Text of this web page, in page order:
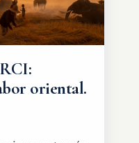
oriental.